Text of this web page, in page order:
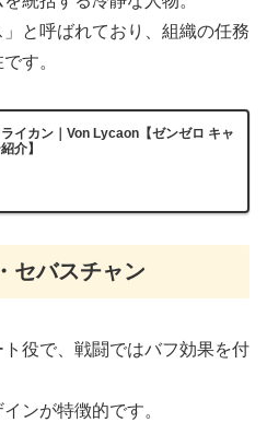
と呼ばれており、組織の任務
す。
イカン｜Von Lycaon【ゼンゼロ キャ
介】
セバスチャン
役で、戦闘ではバフ効果を付
ンが特徴的です。